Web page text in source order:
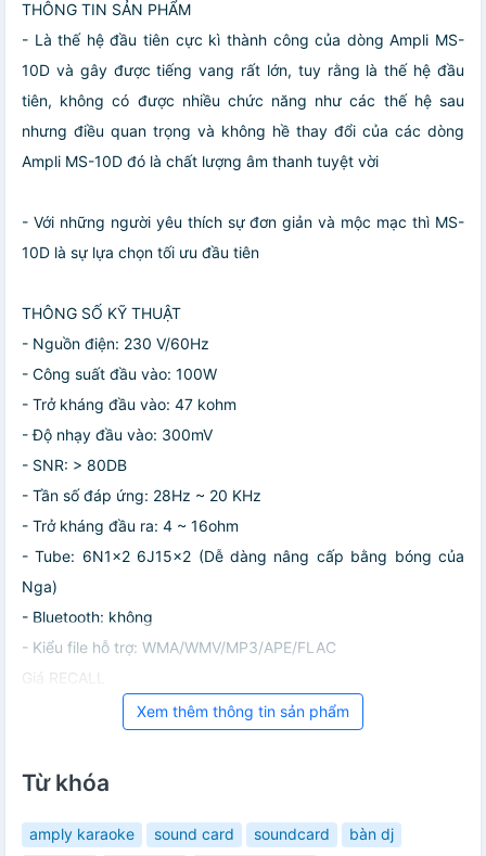
THÔNG TIN SẢN PHẨM
- Là thế hệ đầu tiên cực kì thành công của dòng Ampli MS-
10D và gây được tiếng vang rất lớn, tuy rằng là thế hệ đầu
tiên, không có được nhiều chức năng như các thế hệ sau
nhưng điều quan trọng và không hề thay đổi của các dòng
Ampli MS-10D đó là chất lượng âm thanh tuyệt vời
- Với những người yêu thích sự đơn giản và mộc mạc thì MS-
10D là sự lựa chọn tối ưu đầu tiên
THÔNG SỐ KỸ THUẬT
- Nguồn điện: 230 V/60Hz
- Công suất đầu vào: 100W
- Trở kháng đầu vào: 47 kohm
- Độ nhạy đầu vào: 300mV
- SNR: > 80DB
- Tần số đáp ứng: 28Hz ~ 20 KHz
- Trở kháng đầu ra: 4 ~ 16ohm
- Tube: 6N1x2 6J15x2 (Dễ dàng nâng cấp bằng bóng của
Nga)
- Bluetooth: không
- Kiểu file hỗ trợ: WMA/WMV/MP3/APE/FLAC
Giá RECALL
Xem thêm thông tin sản phẩm
Từ khóa
amply karaoke sound card soundcard
bàn dj